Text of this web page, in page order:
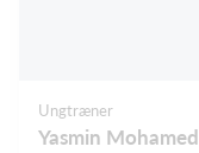
Ungtræner
Yasmin Mohamed